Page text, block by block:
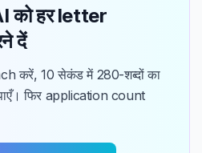
को हर letter
दें
करें, 10 सेकंड में 280-शब्दों का
फिर application count